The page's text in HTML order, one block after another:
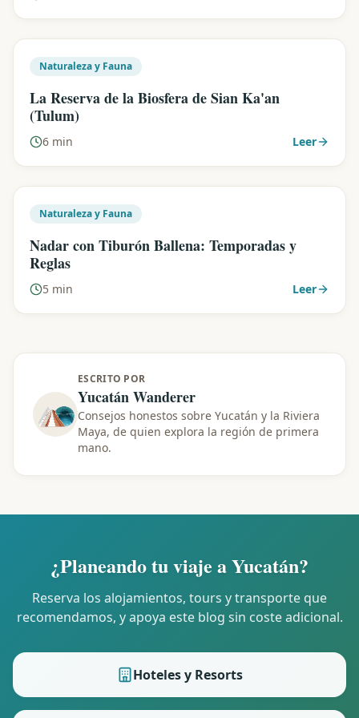
Naturaleza y Fauna
La Reserva de la Biosfera de Sian Ka'an
(Tulum)
6 min Leer
Naturaleza y Fauna
Nadar con Tiburón Ballena: Temporadas y
Reglas
5 min Leer
ESCRITO POR
Yucatán Wanderer
Consejos honestos sobre Yucatán y la Riviera
Maya, de quien explora la región de primera
mano.
¿Planeando tu viaje a Yucatán?
Reserva los alojamientos, tours y transporte que
recomendamos, y apoya este blog sin coste adicional.
Hoteles y Resorts